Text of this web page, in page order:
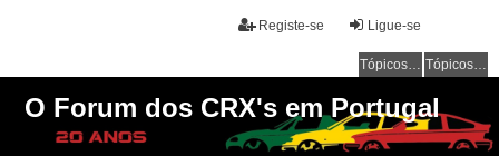
Ligue-se
Registe-se
Tópicos sem resposta Tópicos ativos
O Forum dos CRX's em Portugal